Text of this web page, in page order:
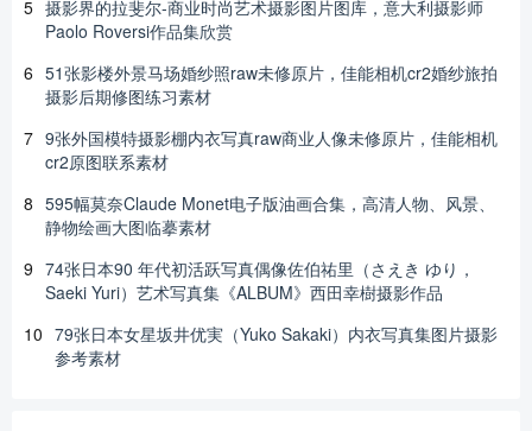
5 摄影界的拉斐尔-商业时尚艺术摄影图片图库，意大利摄影师
Paolo Roversi作品集欣赏
6 51张影楼外景马场婚纱照raw未修原片，佳能相机cr2婚纱旅拍
摄影后期修图练习素材
7 9张外国模特摄影棚内衣写真raw商业人像未修原片，佳能相机
cr2原图联系素材
8 595幅莫奈Claude Monet电子版油画合集，高清人物、风景、
静物绘画大图临摹素材
9 74张日本90 年代初活跃写真偶像佐伯祐里（さえき ゆり，
Saeki Yuri）艺术写真集《ALBUM》西田幸樹摄影作品
10 79张日本女星坂井优実（Yuko Sakaki）内衣写真集图片摄影
参考素材